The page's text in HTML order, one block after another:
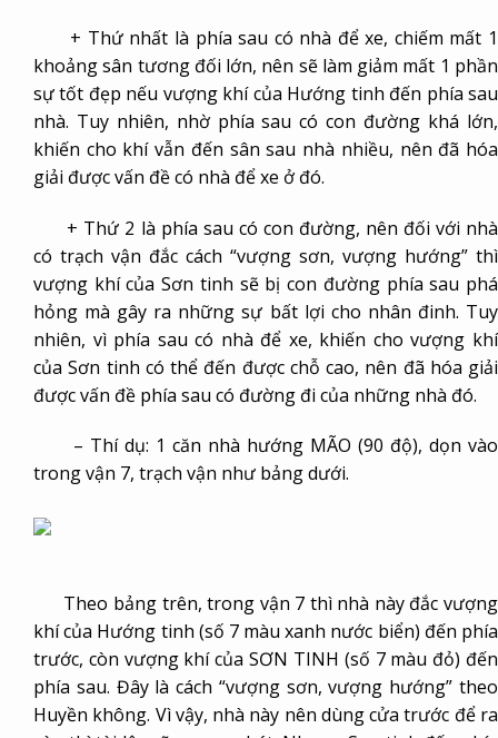
+ Thứ nhất là phía sau có nhà để xe, chiếm mất 1
khoảng sân tương đối lớn, nên sẽ làm giảm mất 1 phần
sự tốt đẹp nếu vượng khí của Hướng tinh đến phía sau
nhà. Tuy nhiên, nhờ phía sau có con đường khá lớn,
khiến cho khí vẫn đến sân sau nhà nhiều, nên đã hóa
giải được vấn đề có nhà để xe ở đó.
+ Thứ 2 là phía sau có con đường, nên đối với nhà
có trạch vận đắc cách “vượng sơn, vượng hướng” thì
vượng khí của Sơn tinh sẽ bị con đường phía sau phá
hỏng mà gây ra những sự bất lợi cho nhân đinh. Tuy
nhiên, vì phía sau có nhà để xe, khiến cho vượng khí
của Sơn tinh có thể đến được chỗ cao, nên đã hóa giải
được vấn đề phía sau có đường đi của những nhà đó.
– Thí dụ: 1 căn nhà hướng MÃO (90 độ), dọn vào
trong vận 7, trạch vận như bảng dưới.
Theo bảng trên, trong vận 7 thì nhà này đắc vượng
khí của Hướng tinh (số 7 màu xanh nước biển) đến phía
trước, còn vượng khí của SƠN TINH (số 7 màu đỏ) đến
phía sau. Đây là cách “vượng sơn, vượng hướng” theo
Huyền không. Vì vậy, nhà này nên dùng cửa trước để ra